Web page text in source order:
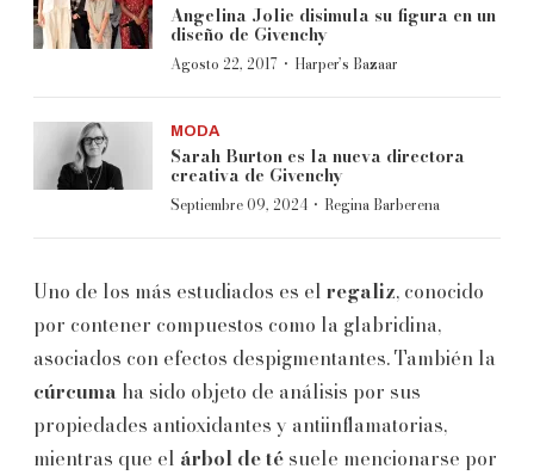
Angelina Jolie disimula su figura en un
diseño de Givenchy
Agosto 22, 2017 · Harper’s Bazaar
MODA
Sarah Burton es la nueva directora
creativa de Givenchy
Septiembre 09, 2024 · Regina Barberena
Uno de los más estudiados es el regaliz, conocido
por contener compuestos como la glabridina,
asociados con efectos despigmentantes. También la
cúrcuma ha sido objeto de análisis por sus
propiedades antioxidantes y antiinflamatorias,
mientras que el árbol de té suele mencionarse por